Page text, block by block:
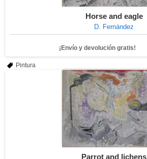
Horse and eagle
D. Fernández
¡Envío y devolución gratis!
Pintura
Parrot and lichens